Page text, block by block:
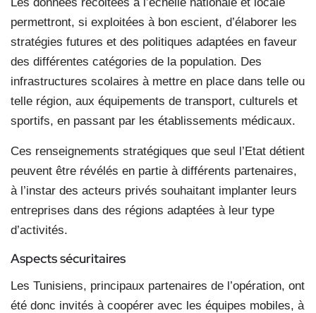
permettront, si exploitées à bon escient, d’élaborer les
stratégies futures et des politiques adaptées en faveur
des différentes catégories de la population. Des
infrastructures scolaires à mettre en place dans telle ou
telle région, aux équipements de transport, culturels et
sportifs, en passant par les établissements médicaux.
Ces renseignements stratégiques que seul l’Etat détient
peuvent être révélés en partie à différents partenaires,
à l’instar des acteurs privés souhaitant implanter leurs
entreprises dans des régions adaptées à leur type
d’activités.
Aspects sécuritaires
Les Tunisiens, principaux partenaires de l’opération, ont
été donc invités à coopérer avec les équipes mobiles, à